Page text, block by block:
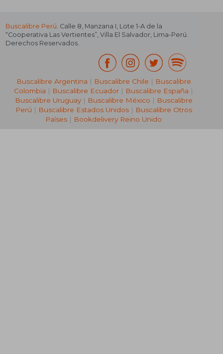
Buscalibre Perú. Calle 8, Manzana I, Lote 1-A de la
“Cooperativa Las Vertientes”, Villa El Salvador, Lima-Perú.
Derechos Reservados.
Buscalibre Argentina | Buscalibre Chile | Buscalibre
Colombia | Buscalibre Ecuador | Buscalibre España |
Buscalibre Uruguay| Buscalibre México | Buscalibre
Perú | Buscalibre Estados Unidos| Buscalibre Otros
Países | Bookdelivery Reino Unido